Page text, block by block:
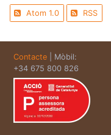
Atom 1.0 RSS
Contacte | Mòbil:
+34 675 800 826